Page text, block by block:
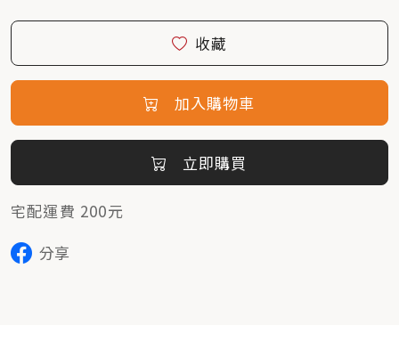
收藏
加入購物車
立即購買
宅配運費 200元
分享